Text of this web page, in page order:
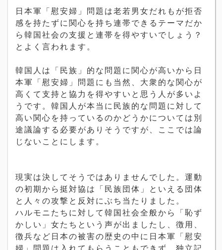
日本軍「慰安婦」問題は老若男女だれもが拒否
感を持たずに関心を持ち連帯できるテーマだか
ら韓国社会の支援と連帯を得やすいでしょう？
とよく言われます。
韓国人は「民族」的な問題に関心が高いから日
本軍「慰安婦」問題にも当然、大衆的な関心が
高くて支持と協力を得やすいと思う人が多いよ
うです。韓国人が本当に民族的な問題に対して
高い関心を持っているのかどうかについては別
途議論する必要がありそうですが、ここでは論
じないことにします。
現実は決してそうではありませんでした。運動
の初期から挺対協は「民族団体」といえる団体
と人々の攻撃と反対にぶち当たりました。
ハルモニたちに対して韓国社会全般から「恥ず
かしい」女たちという声が出ましたし、徴用、
徴兵など日本の被害の歴史の中に日本軍「慰安
婦」問題は入れてもらうこともできず、独立記